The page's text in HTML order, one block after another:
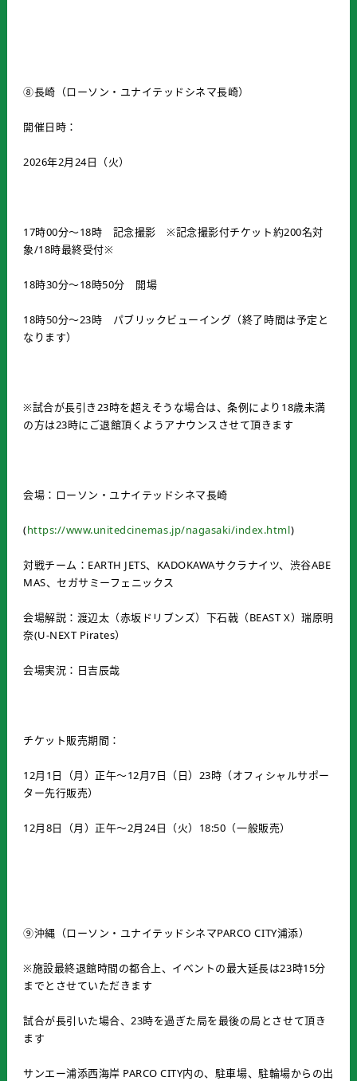
⑧長崎（ローソン・ユナイテッドシネマ長崎）
開催日時：
2026年2月24日（火）
17時00分～18時 記念撮影 ※記念撮影付チケット約200名対
象/18時最終受付※
18時30分～18時50分 開場
18時50分～23時 パブリックビューイング（終了時間は予定と
なります）
※試合が長引き23時を超えそうな場合は、条例により18歳未満
の方は23時にご退館頂くようアナウンスさせて頂きます
会場：ローソン・ユナイテッドシネマ長崎
(https://www.unitedcinemas.jp/nagasaki/index.html)
対戦チーム：EARTH JETS、KADOKAWAサクラナイツ、渋谷ABE
MAS、セガサミーフェニックス
会場解説：渡辺太（赤坂ドリブンズ）下石戟（BEAST X）瑞原明
奈(U-NEXT Pirates）
会場実況：日吉辰哉
チケット販売期間：
12月1日（月）正午～12月7日（日）23時（オフィシャルサポー
ター先行販売）
12月8日（月）正午～2月24日（火）18:50（一般販売）
⑨沖縄（ローソン・ユナイテッドシネマPARCO CITY浦添）
※施設最終退館時間の都合上、イベントの最大延長は23時15分
までとさせていただきます
試合が長引いた場合、23時を過ぎた局を最後の局とさせて頂き
ます
サンエー浦添西海岸 PARCO CITY内の、駐車場、駐輪場からの出